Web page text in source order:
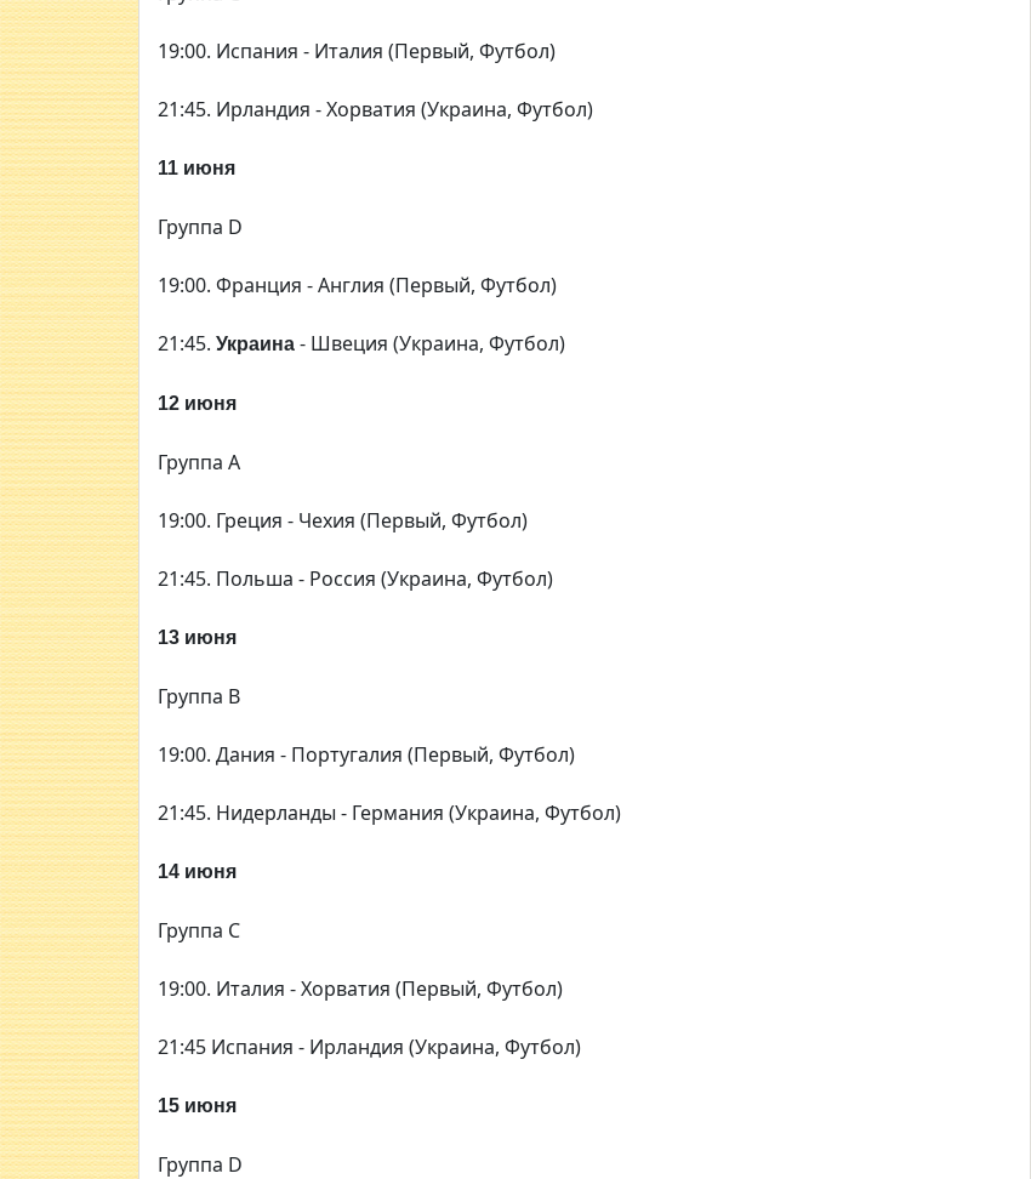
19:00. Испания - Италия (Первый, Футбол)
21:45. Ирландия - Хорватия (Украина, Футбол)
11 июня
Группа D
19:00. Франция - Англия (Первый, Футбол)
21:45. Украина - Швеция (Украина, Футбол)
12 июня
Группа А
19:00. Греция - Чехия (Первый, Футбол)
21:45. Польша - Россия (Украина, Футбол)
13 июня
Группа В
19:00. Дания - Португалия (Первый, Футбол)
21:45. Нидерланды - Германия (Украина, Футбол)
14 июня
Группа С
19:00. Италия - Хорватия (Первый, Футбол)
21:45 Испания - Ирландия (Украина, Футбол)
15 июня
Группа D